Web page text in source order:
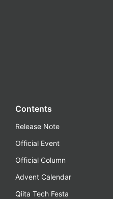
Contents
Release Note
Official Event
Official Column
Advent Calendar
Qiita Tech Festa